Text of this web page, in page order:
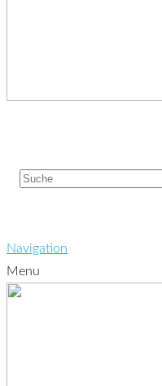
Navigation
Menu